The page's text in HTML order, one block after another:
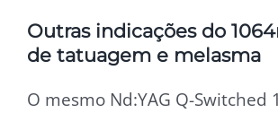
Outras indicações do
de tatuagem e melasma
O mesmo Nd:YAG Q-Switched